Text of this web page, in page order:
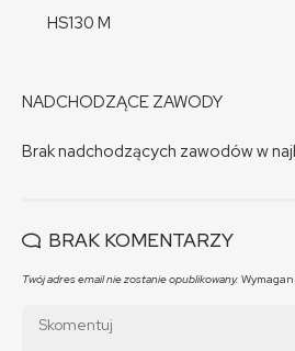
HS130 M
NADCHODZĄCE ZAWODY
Brak nadchodzących zawodów w
BRAK KOMENTARZY
Twój adres email nie zostanie opublikowany.